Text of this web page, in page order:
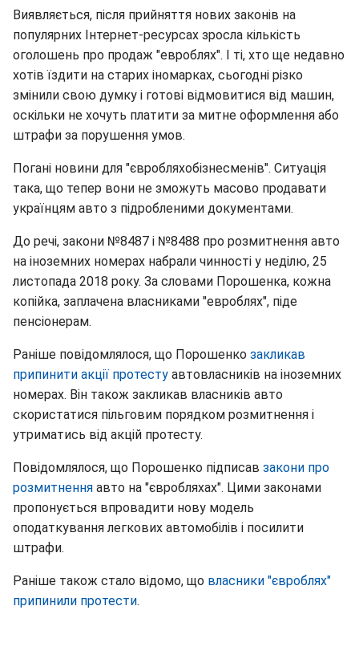
Виявляється, після прийняття нових законів на
популярних Інтернет-ресурсах зросла кількість
оголошень про продаж "евроблях". І ті, хто ще недавно
хотів їздити на старих іномарках, сьогодні різко
змінили свою думку і готові відмовитися від машин,
оскільки не хочуть платити за митне оформлення або
штрафи за порушення умов.
Погані новини для "євробляхобізнесменів". Ситуація
така, що тепер вони не зможуть масово продавати
українцям авто з підробленими документами.
До речі, закони №8487 і №8488 про розмитнення авто
на іноземних номерах набрали чинності у неділю, 25
листопада 2018 року. За словами Порошенка, кожна
копійка, заплачена власниками "евроблях", піде
пенсіонерам.
Раніше повідомлялося, що Порошенко закликав
припинити акції протесту автовласників на іноземних
номерах. Він також закликав власників авто
скористатися пільговим порядком розмитнення і
утриматись від акцій протесту.
Повідомлялося, що Порошенко підписав закони про
розмитнення авто на "євробляхах". Цими законами
пропонується впровадити нову модель
оподаткування легкових автомобілів і посилити
штрафи.
Раніше також стало відомо, що власники "євроблях"
припинили протести.